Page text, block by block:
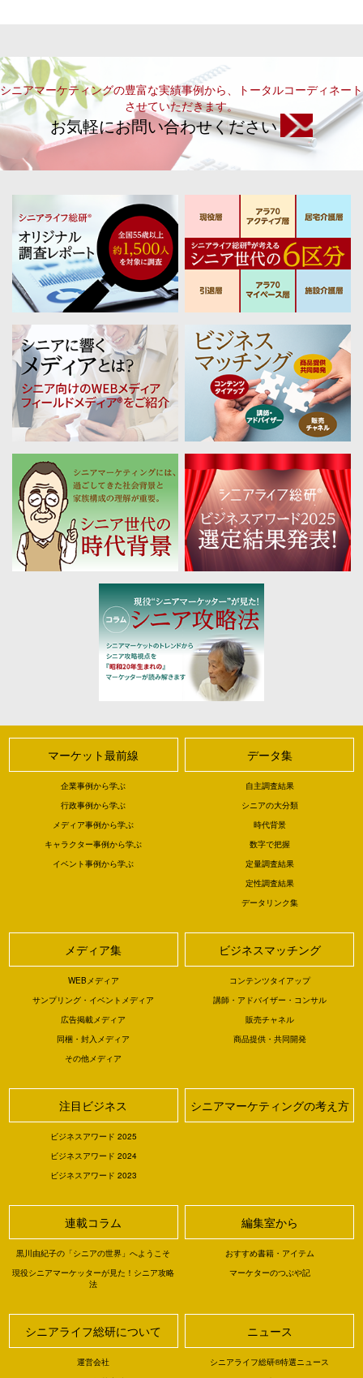
シニアマーケティングの豊富な実績事例から、トータルコーディネート
させていただきます。
お気軽にお問い合わせください
マーケット最前線
企業事例から学ぶ
行政事例から学ぶ
メディア事例から学ぶ
キャラクター事例から学ぶ
イベント事例から学ぶ
データ集
自主調査結果
シニアの大分類
時代背景
数字で把握
定量調査結果
定性調査結果
データリンク集
メディア集
WEBメディア
サンプリング・イベントメディア
広告掲載メディア
同梱・封入メディア
その他メディア
ビジネスマッチング
コンテンツタイアップ
講師・アドバイザー・コンサル
販売チャネル
商品提供・共同開発
注目ビジネス
ビジネスアワード 2025
ビジネスアワード 2024
ビジネスアワード 2023
シニアマーケティングの考え方
連載コラム
黒川由紀子の「シニアの世界」へようこそ
現役シニアマーケッターが見た！シニア攻略
法
編集室から
おすすめ書籍・アイテム
マーケターのつぶや記
シニアライフ総研について
運営会社
ニュース
シニアライフ総研®特選ニュース